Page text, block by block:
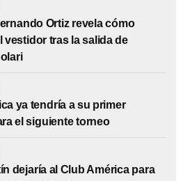
Ortiz revela cómo
vestidor tras la salida de
ya tendría a su primer
el siguiente torneo
dejaría al Club América para